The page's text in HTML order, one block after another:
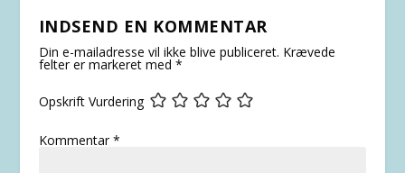
INDSEND EN KOMMENTAR
Din e-mailadresse vil ikke blive publiceret. Krævede
felter er markeret med *
Opskrift Vurdering
Kommentar*